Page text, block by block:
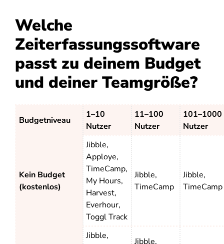
Welche
Zeiterfassungssoftware
passt zu deinem Budget
und deiner Teamgröße?
Budgetniveau
1–10
Nutzer
11–100
Nutzer
101–1000
Nutzer
Kein Budget
(kostenlos)
Jibble,
Apploye,
TimeCamp,
My Hours,
Harvest,
Everhour,
Toggl Track
Jibble,
TimeCamp
Jibble,
TimeCamp
Jibble,
Jibble,